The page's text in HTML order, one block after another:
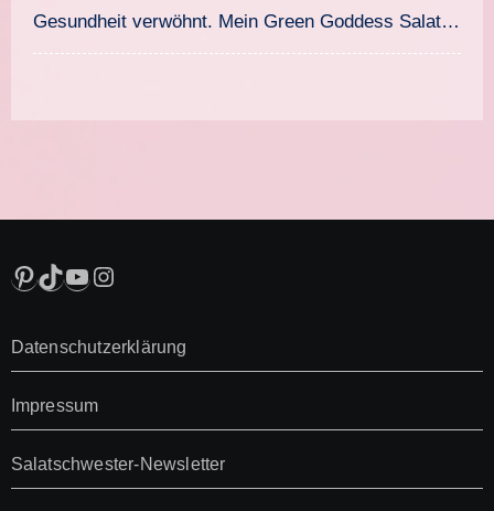
Gesundheit verwöhnt. Mein Green Goddess Salat…
Pinterest
TikTok
YouTube
Instagram
Datenschutzerklärung
Impressum
Salatschwester-Newsletter